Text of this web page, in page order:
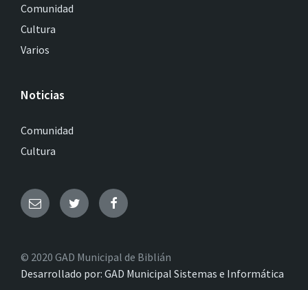
Comunidad
Cultura
Varios
Noticias
Comunidad
Cultura
© 2020 GAD Municipal de Biblián
Desarrollado por: GAD Municipal Sistemas e Informática